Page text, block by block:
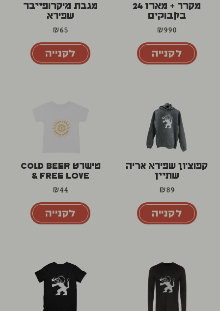
מקרר + מארז 24
בקבוקים
₪990
לקנייה
מגבת מיקרופייבר
שפירא
₪65
לקנייה
קפוצ'ון שפירא אריה
שתיין
₪89
לקנייה
טישרט COLD BEER
& FREE LOVE
₪44
לקנייה